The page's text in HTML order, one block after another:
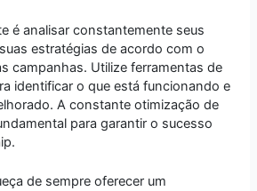
é analisar constantemente seus
estratégias de acordo com o
campanhas. Utilize ferramentas de
identificar o que está funcionando e
A constante otimização de
para garantir o sucesso
de sempre oferecer um